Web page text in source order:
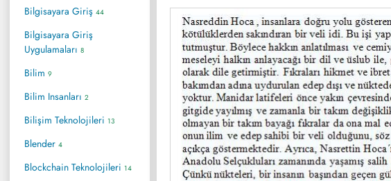
Bilgisayara Giriş 44
Bilgisayara Giriş
Uygulamaları 8
Bilim 9
Bilim Insanları 2
Bilişim Teknolojileri 13
Blender 4
Blockchain Teknolojileri 14